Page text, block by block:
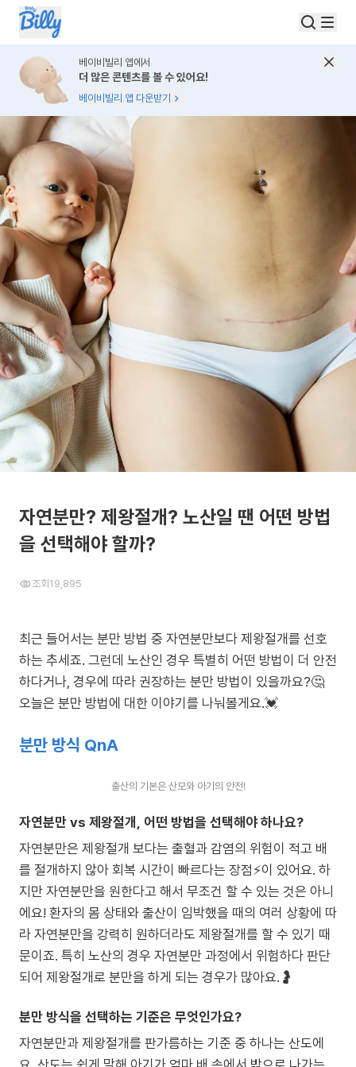
베이비빌리 앱에서
더 많은 콘텐츠를 볼 수 있어요!
베이비빌리 앱 다운받기
자연분만? 제왕절개? 노산일 땐 어떤 방법
을 선택해야 할까?
조회 19,895
최근 들어서는 분만 방법 중 자연분만보다 제왕절개를 선호
하는 추세죠. 그런데 노산인 경우 특별히 어떤 방법이 더 안전
하다거나, 경우에 따라 권장하는 분만 방법이 있을까요?🤔
오늘은 분만 방법에 대한 이야기를 나눠볼게요.💓
분만 방식 QnA
출산의 기본은 산모와 아기의 안전!
자연분만 vs 제왕절개, 어떤 방법을 선택해야 하나요?
자연분만은 제왕절개 보다는 출혈과 감염의 위험이 적고 배
를 절개하지 않아 회복 시간이 빠르다는 장점⚡이 있어요. 하
지만 자연분만을 원한다고 해서 무조건 할 수 있는 것은 아니
에요! 환자의 몸 상태와 출산이 임박했을 때의 여러 상황에 따
라 자연분만을 강력히 원하더라도 제왕절개를 할 수 있기 때
문이죠. 특히 노산의 경우 자연분만 과정에서 위험하다 판단
되어 제왕절개로 분만을 하게 되는 경우가 많아요.🤰
분만 방식을 선택하는 기준은 무엇인가요?
자연분만과 제왕절개를 판가름하는 기준 중 하나는 산도에